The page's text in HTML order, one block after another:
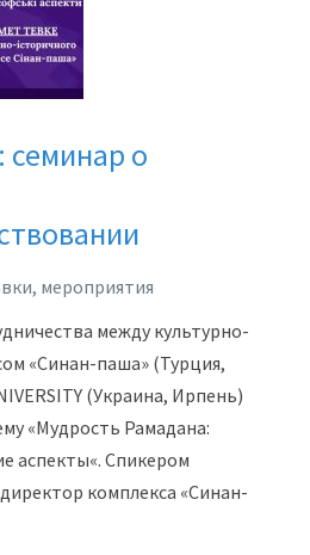
семинар о
мероприятия
между культурно-
«Синан-паша» (Турция,
(Украина, Ирпень)
«Мудрость Рамадана:
аспекты«. Спикером
комплекса «Синан-